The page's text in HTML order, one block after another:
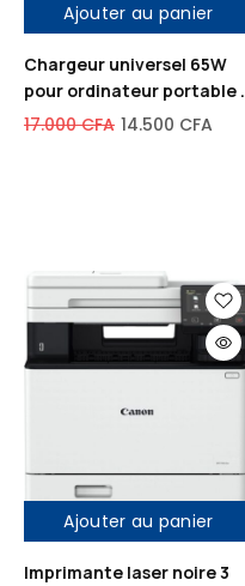
Ajouter au panier
Chargeur universel 65W
pour ordinateur portable
Compatible HP, Dell,
17.000CFA 14.500 CFA
Ajouter au panier
Imprimante laser noire 3